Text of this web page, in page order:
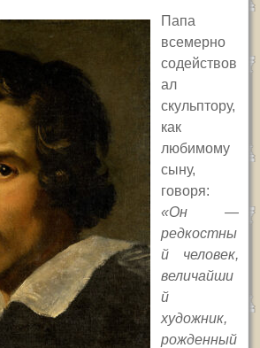
Папа
всемерно
содействов
ал
скульптору,
как
любимому
сыну,
говоря:
«Он —
редкостны
й человек,
величайши
й
художник,
рожденный